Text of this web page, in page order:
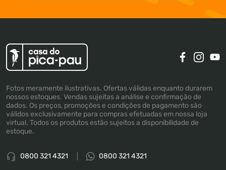
Fotos meramente ilustrativas. Ofertas válidas enquanto durarem
nossos estoques. Vendas sujeitas a análise e confirmação de
dados. Os preços, promoções e condições de pagamento são
válidos exclusivamente para compras efetuadas em nossa loja
virtual. Todos os produtos estão sujeitos a disponibilidade de
estoque.
0800 321 4321 0800 321 4321